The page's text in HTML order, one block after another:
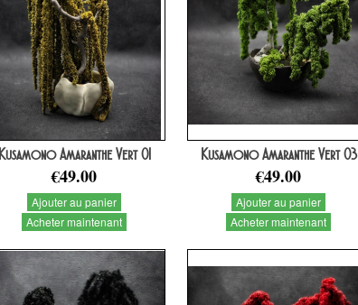
Kusamono Amaranthe Vert 01
€49.00
Ajouter au panier
Acheter maintenant
Kusamono Amaranthe Vert 03
€49.00
Ajouter au panier
Acheter maintenant